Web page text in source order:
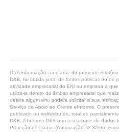
(1) A informação constante do presente
D&B, foi obtida junto de fontes públicas ou do
atividade empresarial do ENI ou empresa a
utilizá-la dentro do âmbito empresarial que
detete algum erro poderá solicitar a sua
Serviço de Apoio ao Cliente eInforma. O
publicado ou redistribuído, total ou
D&B. A Informa D&B tem a sua base de dados
Proteção de Dados (Autorização Nº 32/96,